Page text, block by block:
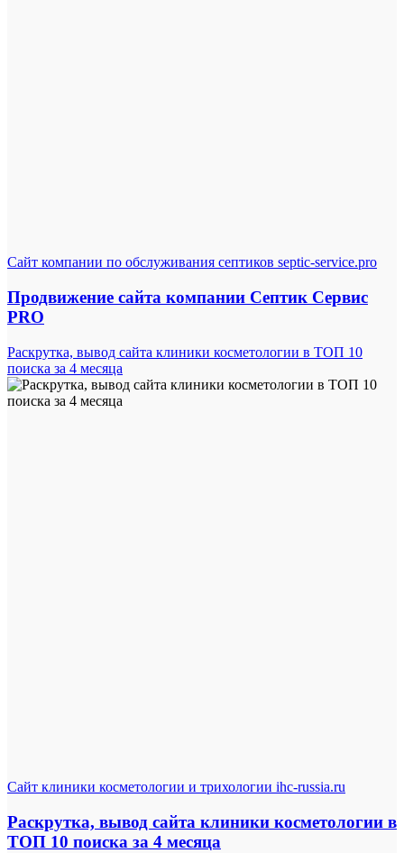
Сайт компании по обслуживания септиков septic-service.pro
Продвижение сайта компании Септик Сервис
PRO
Раскрутка, вывод сайта клиники косметологии в ТОП 10
поиска за 4 месяца
Сайт клиники косметологии и трихологии ihc-russia.ru
Раскрутка, вывод сайта клиники косметологии в
ТОП 10 поиска за 4 месяца